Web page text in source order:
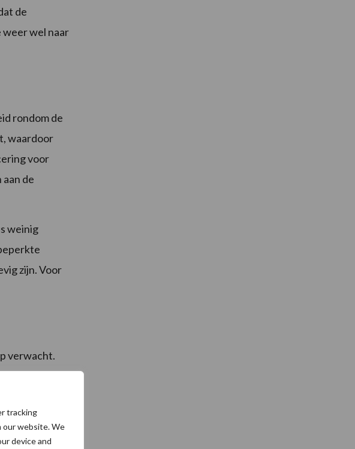
tracking
our website. We
device and
de
wel naar
rondom de
waardoor
voor
de
weinig
zijn. Voor
verwacht.
door de